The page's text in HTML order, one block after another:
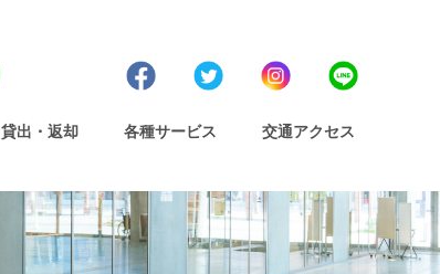
貸出・返却 各種サービス 交通アクセス